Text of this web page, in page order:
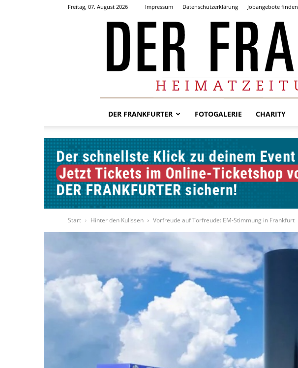
Freitag, 07. August 2026 Impressum Datenschutzerklärung Jobangebote finden
DER FRANKFURTER FOTOGALERIE CHARITY
Start Hinter den Kulissen Vorfreude auf Torfreude: EM-Stimmung in Frankfurt